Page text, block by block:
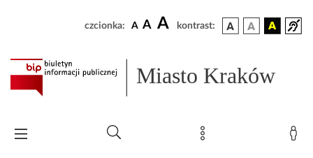
czcionka: A A A kontrast:
Miasto Kraków